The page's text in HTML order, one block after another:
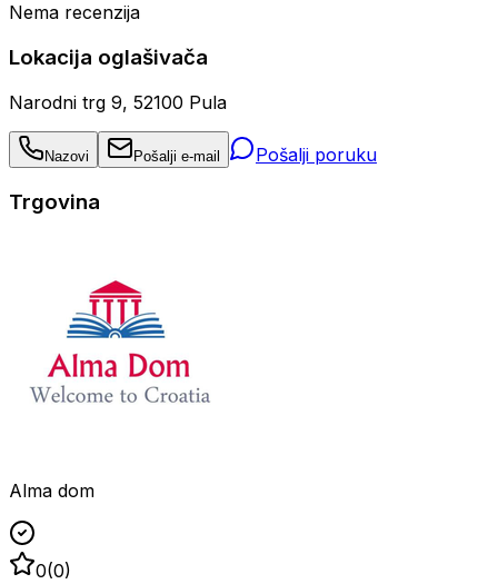
Nema recenzija
Lokacija oglašivača
Narodni trg 9, 52100 Pula
Nazovi Pošalji e-mail Pošalji poruku
Trgovina
Alma dom
0(0)